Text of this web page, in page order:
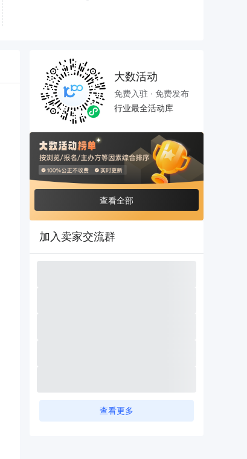
大数活动
免费入驻 · 免费发布
行业最全活动库
查看全部
加入卖家交流群
查看更多